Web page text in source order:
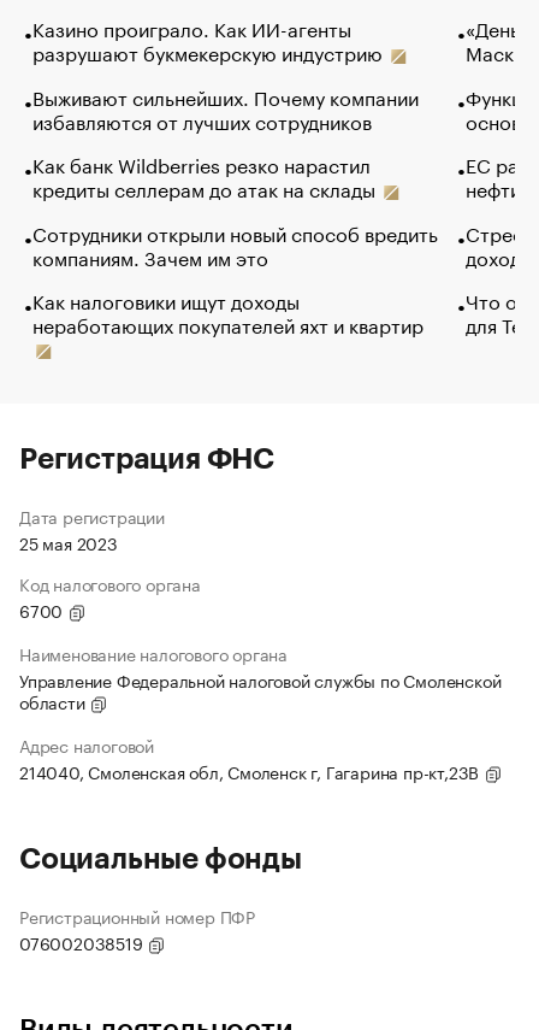
Казино проиграло. Как ИИ-агенты
разрушают букмекерскую индустрию
Выживают сильнейших. Почему компании
избавляются от лучших сотрудников
Как банк Wildberries резко нарастил
кредиты селлерам до атак на склады
Сотрудники открыли новый способ вредить
компаниям. Зачем им это
Как налоговики ищут доходы
неработающих покупателей яхт и квартир
Маск в
основ
ЕС
нефти
Что
для
Регистрация ФНС
Дата регистрации
25 мая 2023
Код налогового органа
6700
Наименование налогового органа
Управление Федеральной налоговой службы по Смоленской
области
Адрес налоговой
214040, Смоленская обл, Смоленск г, Гагарина пр-кт,23В
Социальные фонды
Регистрационный номер ПФР
076002038519